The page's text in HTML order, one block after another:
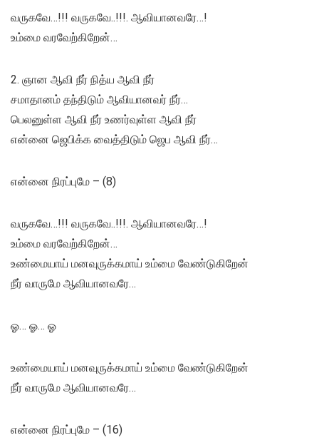
வருகவே…!!! வருகவே..!!!. ஆவியானவரே…!
உம்மை வரவேற்கிறேன்…
2. ஞான ஆவி நீர் நித்ய ஆவி நீர்
சமாதானம் தந்திடும் ஆவியானவர் நீர்…
பெலனுள்ள ஆவி நீர் உணர்வுள்ள ஆவி நீர்
என்னை ஜெபிக்க வைத்திடும் ஜெப ஆவி நீர்…
என்னை நிரப்புமே – (8)
வருகவே…!!! வருகவே..!!!. ஆவியானவரே…!
உம்மை வரவேற்கிறேன்…
உண்மையாய் மனவுருக்கமாய் உம்மை வேண்டுகிறேன்
நீர் வாருமே ஆவியானவரே…
ஓ… ஓ… ஓ
உண்மையாய் மனவுருக்கமாய் உம்மை வேண்டுகிறேன்
நீர் வாருமே ஆவியானவரே…
என்னை நிரப்புமே – (16)